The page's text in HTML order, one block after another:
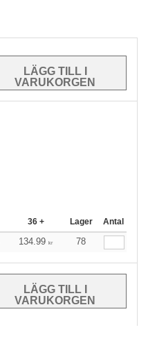
36 + Lager Antal
134.99 kr 78